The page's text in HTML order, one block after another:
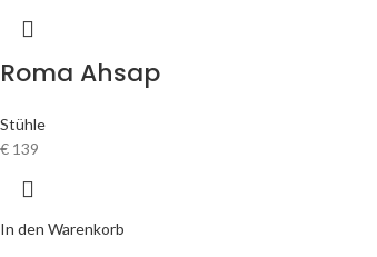
Roma Ahsap
Stühle
€ 139
In den Warenkorb